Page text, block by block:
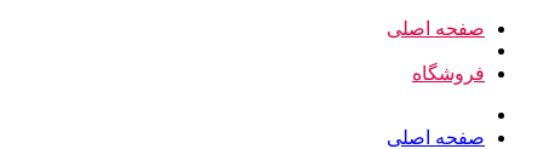
صفحه اصلی
فروشگاه
صفحه اصلی